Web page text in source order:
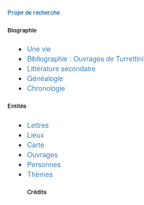
Projet de recherche
Biographie
Une vie
Bibliographie : Ouvrages de Turrettini
Littérature secondaire
Généalogie
Chronologie
Entités
Lettres
Lieux
Carte
Ouvrages
Personnes
Thèmes
Crédits